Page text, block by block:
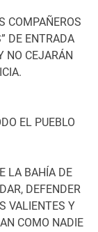
COMPAÑEROS
DE ENTRADA
NO CEJARÁN
EL PUEBLO
LA BAHÍA DE
DEFENDER
VALIENTES Y
COMO NADIE